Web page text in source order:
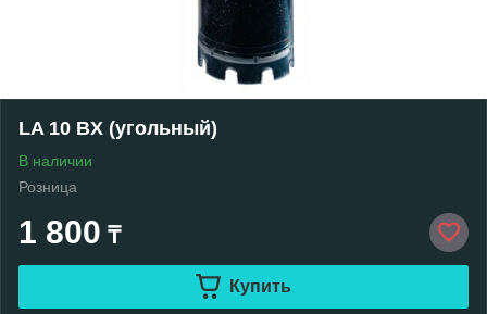
LA 10 BX (угольный)
В наличии
Розница
1 800 ₸
Купить